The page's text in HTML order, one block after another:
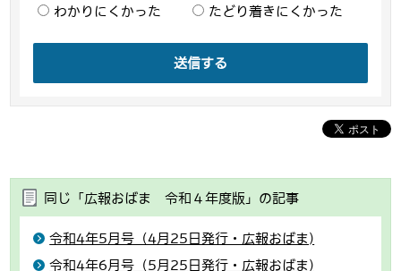
わかりにくかった たどり着きにくかった
送信する
同じ「広報おばま 令和４年度版」の記事
令和4年5月号（4月25日発行・広報おばま)
令和4年6月号（5月25日発行・広報おばま)